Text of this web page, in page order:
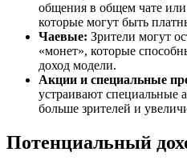
общения в общем чате
которые могут быть
Чаевые: Зрители могут
«монет», которые
доход модели.
Акции и специальные
устраивают специальные
больше зрителей и
Потенциальный